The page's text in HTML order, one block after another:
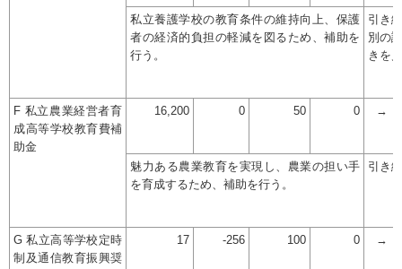
私立養護学校の教育条件の維持向上、保護
者の経済的負担の軽減を図るため、補助を
行う。
引き
別の
きを
F 私立農業経営者育
成高等学校教育費補
助金
16,200 0 50 0 →
魅力ある農業教育を実現し、農業の担い手
を育成するため、補助を行う。
引き
G 私立高等学校定時
制及通信教育振興奨
17 -256 100 0 →